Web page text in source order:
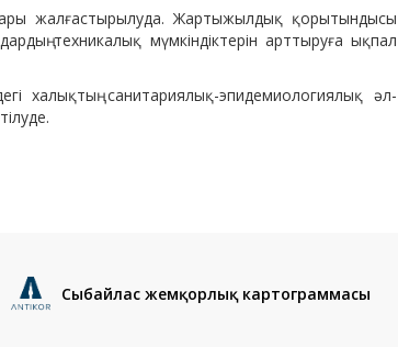
жалғастырылуда. Жартыжылдық қорытындысы
техникалық мүмкіндіктерін арттыруға ықпал
халықтың санитариялық-эпидемиологиялық әл-
Сыбайлас жемқорлық картограммасы